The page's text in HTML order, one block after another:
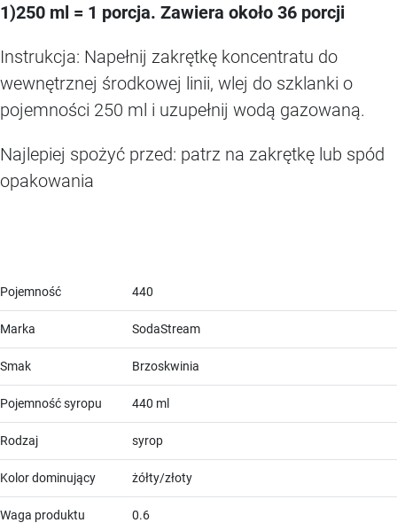
1)250 ml = 1 porcja. Zawiera około 36 porcji
Instrukcja: Napełnij zakrętkę koncentratu do
wewnętrznej środkowej linii, wlej do szklanki o
pojemności 250 ml i uzupełnij wodą gazowaną.
Najlepiej spożyć przed: patrz na zakrętkę lub spód
opakowania
Pojemność 440
Marka SodaStream
Smak Brzoskwinia
Pojemność syropu 440 ml
Rodzaj syrop
Kolor dominujący żółty/złoty
Waga produktu
0.6